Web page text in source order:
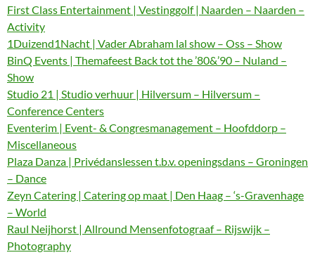
First Class Entertainment | Vestinggolf | Naarden – Naarden –
Activity
1Duizend1Nacht | Vader Abraham lal show – Oss – Show
BinQ Events | Themafeest Back tot the ’80&’90 – Nuland –
Show
Studio 21 | Studio verhuur | Hilversum – Hilversum –
Conference Centers
Eventerim | Event- & Congresmanagement – Hoofddorp –
Miscellaneous
Plaza Danza | Privédanslessen t.b.v. openingsdans – Groningen
– Dance
Zeyn Catering | Catering op maat | Den Haag – ‘s-Gravenhage
– World
Raul Neijhorst | Allround Mensenfotograaf – Rijswijk –
Photography